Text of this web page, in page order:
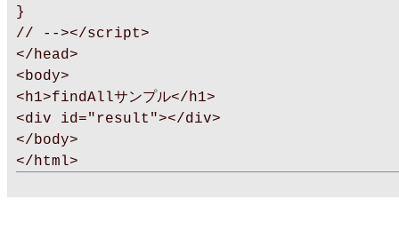
}
// --></script>
</head>
<body>
<h1>findAllサンプル</h1>
<div id="result"></div>
</body>
</html>